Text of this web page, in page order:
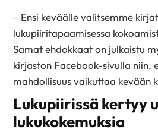
– Ensi keväälle valitsemme
lukupiiritapaamisessa
Samat ehdokkaat on julkaistu
kirjaston Facebook-sivulla niin,
mahdollisuus vaikuttaa kevään
Lukupiirissä kertyy
lukukokemuksia